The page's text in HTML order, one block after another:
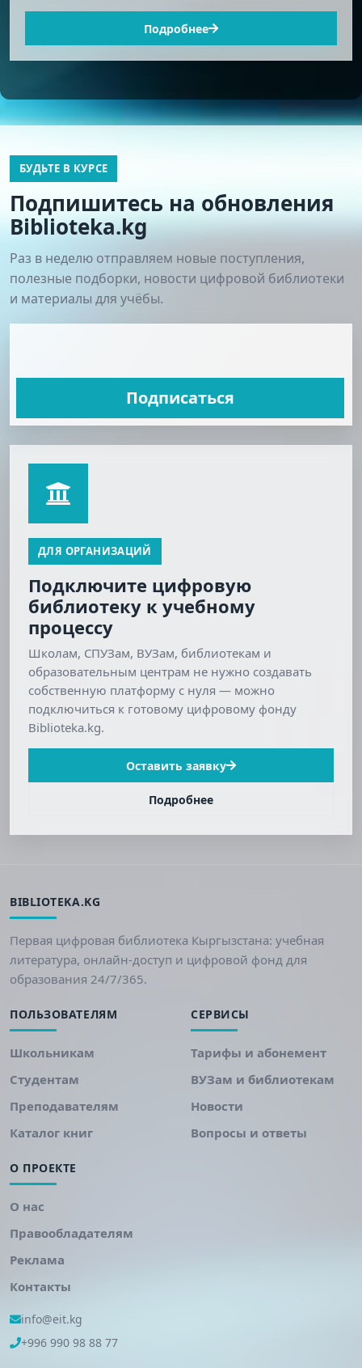
Подробнее
БУДЬТЕ В КУРСЕ
Подпишитесь на обновления
Biblioteka.kg
Раз в неделю отправляем новые поступления,
полезные подборки, новости цифровой библиотеки
и материалы для учёбы.
Подписаться
ДЛЯ ОРГАНИЗАЦИЙ
Подключите цифровую
библиотеку к учебному
процессу
Школам, СПУЗам, ВУЗам, библиотекам и
образовательным центрам не нужно создавать
собственную платформу с нуля — можно
подключиться к готовому цифровому фонду
Biblioteka.kg.
Оставить заявку
Подробнее
BIBLIOTEKA.KG
Первая цифровая библиотека Кыргызстана: учебная
литература, онлайн-доступ и цифровой фонд для
образования 24/7/365.
ПОЛЬЗОВАТЕЛЯМ
Школьникам
Студентам
Преподавателям
Каталог книг
СЕРВИСЫ
Тарифы и абонемент
ВУЗам и библиотекам
Новости
Вопросы и ответы
О ПРОЕКТЕ
О нас
Правообладателям
Реклама
Контакты
info@eit.kg
+996 990 98 88 77